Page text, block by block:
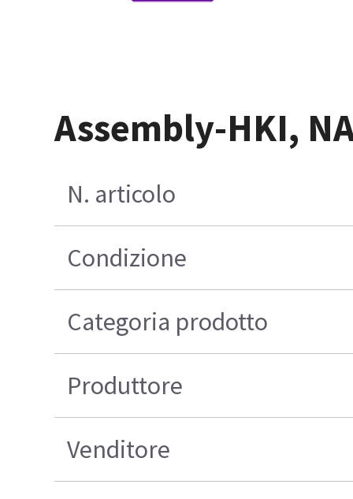
Assembly-HKI,
N. articolo
Condizione
Categoria prodotto
Produttore
Venditore